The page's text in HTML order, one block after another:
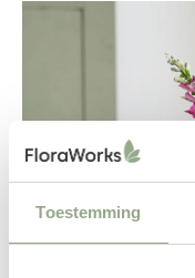
Toestemming